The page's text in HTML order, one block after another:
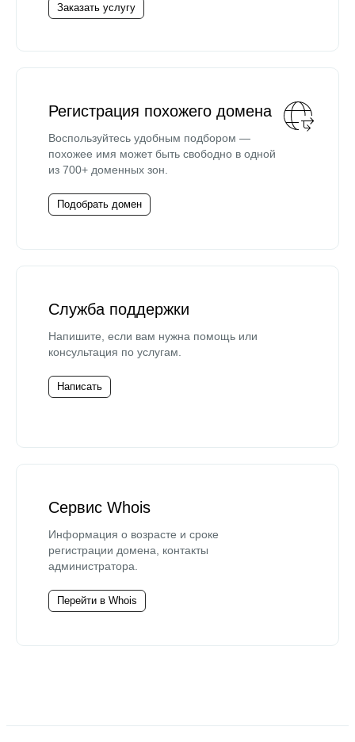
Заказать услугу
Регистрация похожего домена
Воспользуйтесь удобным подбором —
похожее имя может быть свободно в одной
из 700+ доменных зон.
Подобрать домен
Служба поддержки
Напишите, если вам нужна помощь или
консультация по услугам.
Написать
Сервис Whois
Информация о возрасте и сроке
регистрации домена, контакты
администратора.
Перейти в Whois